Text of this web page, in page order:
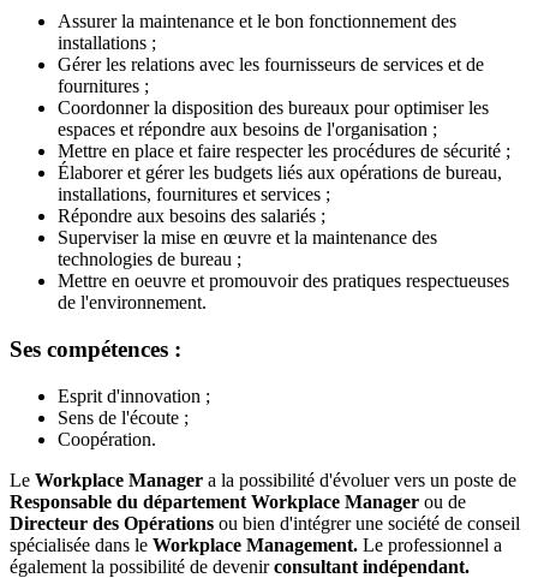
Assurer la maintenance et le bon fonctionnement des
installations ;
Gérer les relations avec les fournisseurs de services et de
fournitures ;
Coordonner la disposition des bureaux pour optimiser les
espaces et répondre aux besoins de l'organisation ;
Mettre en place et faire respecter les procédures de sécurité ;
Élaborer et gérer les budgets liés aux opérations de bureau,
installations, fournitures et services ;
Répondre aux besoins des salariés ;
Superviser la mise en œuvre et la maintenance des
technologies de bureau ;
Mettre en oeuvre et promouvoir des pratiques respectueuses
de l'environnement.
Ses compétences :
Esprit d'innovation ;
Sens de l'écoute ;
Coopération.
Le Workplace Manager a la possibilité d'évoluer vers un poste de
Responsable du département Workplace Manager ou de
Directeur des Opérations ou bien d'intégrer une société de conseil
spécialisée dans le Workplace Management. Le professionnel a
également la possibilité de devenirconsultant indépendant.